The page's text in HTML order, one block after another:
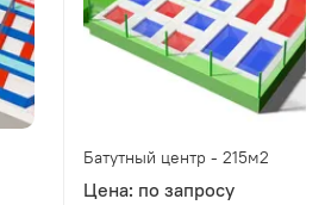
Батутный центр - 215м2
Цена: по запросу